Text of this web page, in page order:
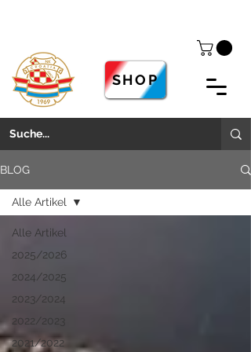
SHOP
BLOG
Alle Artikel
2025/2026
2024/2025
2023/2024
2022/2023
2021/2022
Alle Artikel